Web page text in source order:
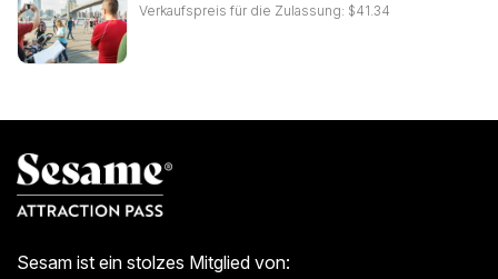
Verkaufspreis für die Zulassung: $41.34
Sesam ist ein stolzes Mitglied von: